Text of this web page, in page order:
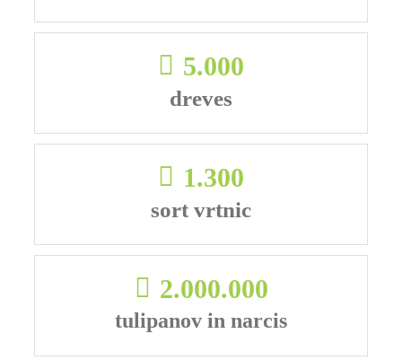
5.000
dreves
1.300
sort vrtnic
2.000.000
tulipanov in narcis